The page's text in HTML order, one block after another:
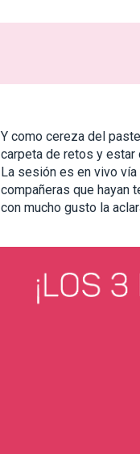
Y como cereza del
carpeta de retos y estar
La sesión es en vivo vía
compañeras que hayan
con mucho gusto la